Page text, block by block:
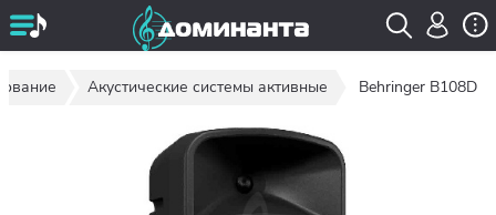
Акустические системы активные Behringer B108D